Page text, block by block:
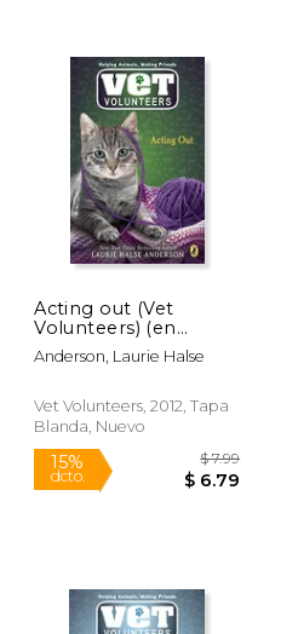
15%
dcto.
Acting out (Vet
Volunteers) (en
Inglés)
Anderson, Laurie Halse
Vet Volunteers, 2012, Tapa
Blanda, Nuevo